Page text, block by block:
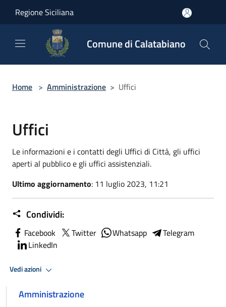
Regione Siciliana
Comune di Calatabiano
Home > Amministrazione > Uffici
Uffici
Le informazioni e i contatti degli Uffici di Città, gli uffici
aperti al pubblico e gli uffici assistenziali.
Ultimo aggiornamento: 11 luglio 2023, 11:21
Condividi:
Facebook Twitter Whatsapp
Telegram
LinkedIn
Vedi azioni
Amministrazione